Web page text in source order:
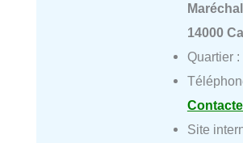
14000
Quartier :
Site